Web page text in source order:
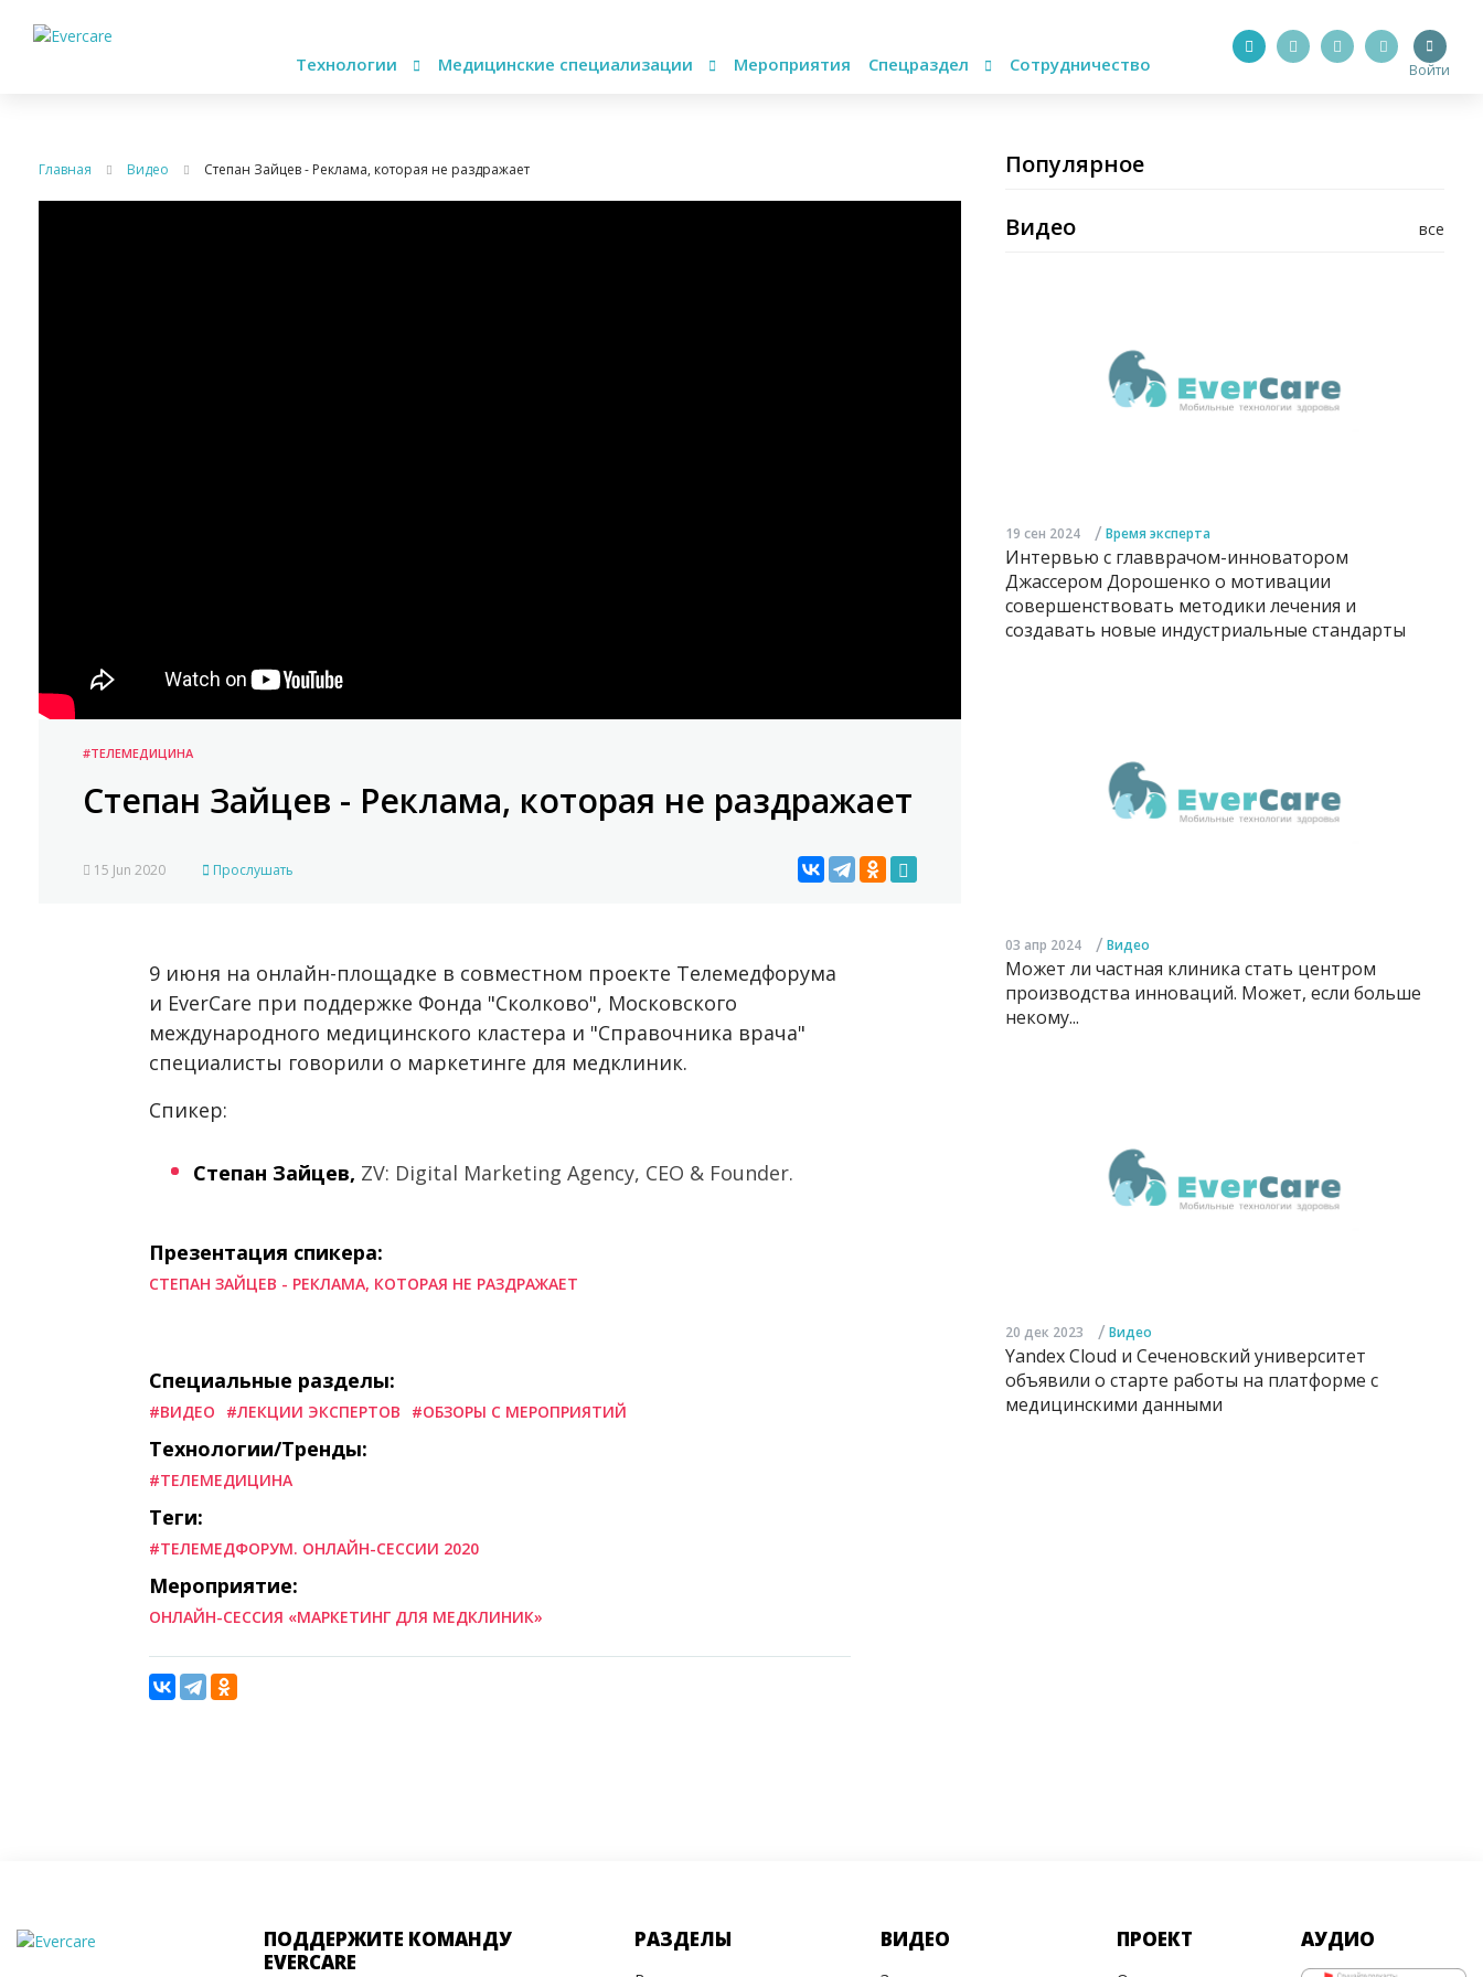
Технологии Медицинские специализации Мероприятия Спецраздел Сотрудничество Войти
Главная Видео Степан Зайцев - Реклама, которая не раздражает
#ТЕЛЕМЕДИЦИНА
Степан Зайцев - Реклама, которая не раздражает
15 Jun 2020 Прослушать
9 июня на онлайн-площадке в совместном проекте Телемедфорума
и EverCare при поддержке Фонда "Сколково", Московского
международного медицинского кластера и "Справочника врача"
специалисты говорили о маркетинге для медклиник.
Спикер:
Степан Зайцев, ZV: Digital Marketing Agency, CEO & Founder.
Презентация спикера:
СТЕПАН ЗАЙЦЕВ - РЕКЛАМА, КОТОРАЯ НЕ РАЗДРАЖАЕТ
Специальные разделы:
#ВИДЕО #ЛЕКЦИИ ЭКСПЕРТОВ #ОБЗОРЫ С МЕРОПРИЯТИЙ
Технологии/Тренды:
#ТЕЛЕМЕДИЦИНА
Теги:
#ТЕЛЕМЕДФОРУМ. ОНЛАЙН-СЕССИИ 2020
Мероприятие:
ОНЛАЙН-СЕССИЯ «МАРКЕТИНГ ДЛЯ МЕДКЛИНИК»
Популярное
все
Видео
19 сен 2024 / Время эксперта
Интервью с главврачом-инноватором
Джассером Дорошенко о мотивации
совершенствовать методики лечения и
создавать новые индустриальные стандарты
03 апр 2024 / Видео
Может ли частная клиника стать центром
производства инноваций. Может, если больше
некому...
20 дек 2023 / Видео
Yandex Cloud и Сеченовский университет
объявили о старте работы на платформе с
медицинскими данными
ПОДДЕРЖИТЕ КОМАНДУ
EVERCARE
РАЗДЕЛЫ ВИДЕО ПРОЕКТ АУДИО